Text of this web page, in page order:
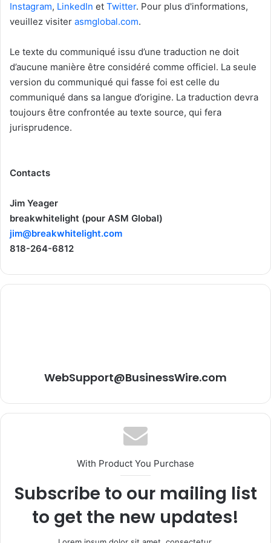
Instagram, LinkedIn et Twitter. Pour plus d'informations,
veuillez visiter asmglobal.com.
Le texte du communiqué issu d’une traduction ne doit
d’aucune manière être considéré comme officiel. La seule
version du communiqué qui fasse foi est celle du
communiqué dans sa langue d’origine. La traduction devra
toujours être confrontée au texte source, qui fera
jurisprudence.
Contacts
Jim Yeager
breakwhitelight (pour ASM Global)
jim@breakwhitelight.com
818-264-6812
WebSupport@BusinessWire.com
With Product You Purchase
Subscribe to our mailing list
to get the new updates!